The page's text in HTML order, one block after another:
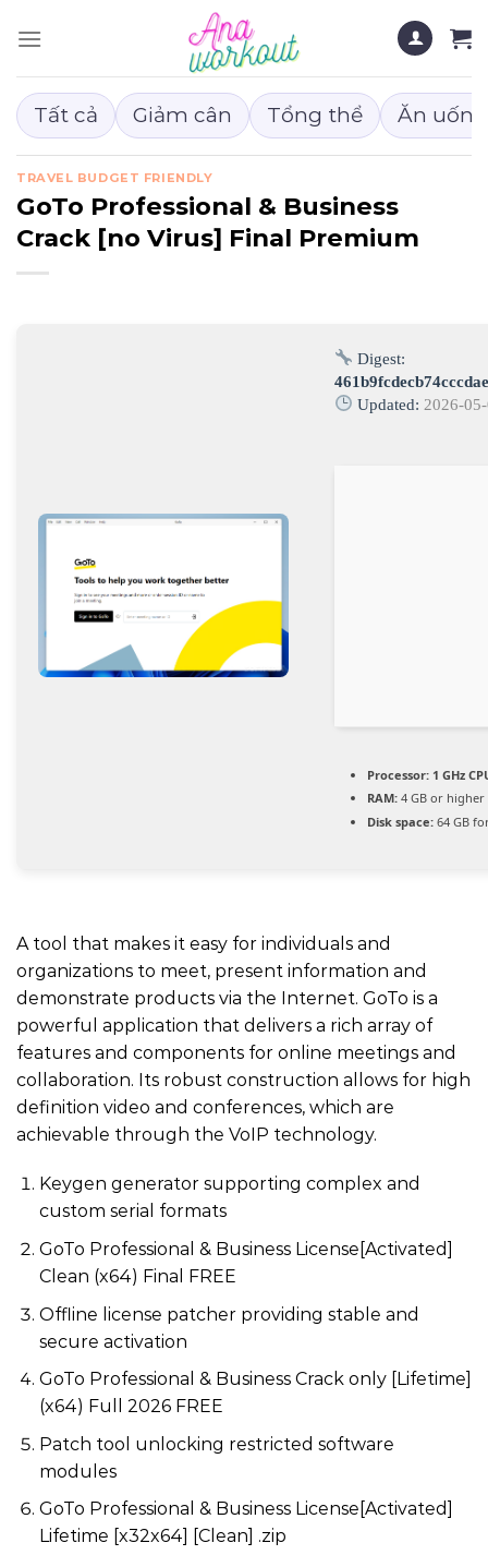
đến
dung
Tất cả Giảm cân Tổng thể Ăn
TRAVEL BUDGET FRIENDLY
GoTo Professional & Business
Crack [no Virus] Final Premium
Digest:
Updated: 2026-
Processor: 1 GHz
RAM: 4 GB or higher
Disk space: 64 GB
A tool that makes it easy for individuals and
organizations to meet, present information and
demonstrate products via the Internet. GoTo is a
powerful application that delivers a rich array of
features and components for online meetings and
collaboration. Its robust construction allows for high
definition video and conferences, which are
achievable through the VoIP technology.
Keygen generator supporting complex and
custom serial formats
GoTo Professional & Business License[Activated]
Clean (x64) Final FREE
Offline license patcher providing stable and
secure activation
GoTo Professional & Business Crack only [Lifetime]
(x64) Full 2026 FREE
Patch tool unlocking restricted software
modules
GoTo Professional & Business License[Activated]
Lifetime [x32x64] [Clean] .zip